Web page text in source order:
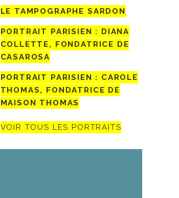
LE TAMPOGRAPHE SARDON
PORTRAIT PARISIEN : DIANA
COLLETTE, FONDATRICE DE
CASAROSA
PORTRAIT PARISIEN : CAROLE
THOMAS, FONDATRICE DE
MAISON THOMAS
VOIR TOUS LES PORTRAITS